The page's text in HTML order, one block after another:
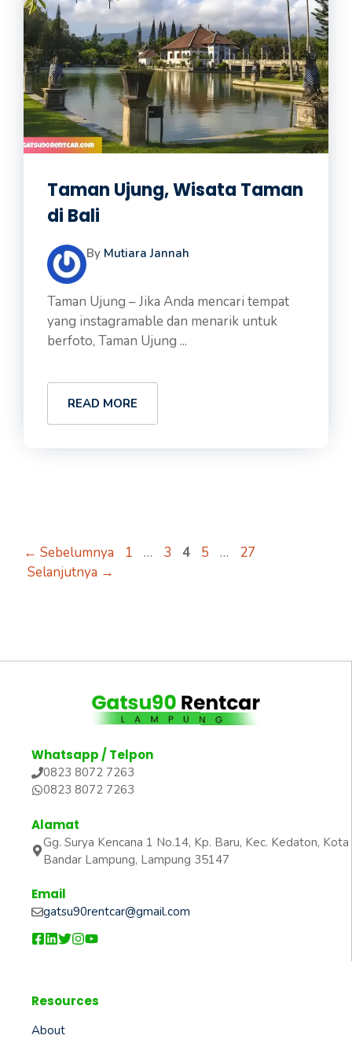
Taman Ujung, Wisata Taman
di Bali
By Mutiara Jannah
Taman Ujung – Jika Anda mencari tempat
yang instagramable dan menarik untuk
berfoto, Taman Ujung ...
READ MORE
← Sebelumnya Halaman
1 … Halaman
3 Halaman
4 Halaman
5 … Halaman
27
Selanjutnya →
Whatsapp / Telpon
0823 8072 7263
0823 8072 7263
Alamat
Gg. Surya Kencana 1 No.14, Kp. Baru, Kec. Kedaton, Kota
Bandar Lampung, Lampung 35147
Email
gatsu90rentcar@gmail.com
Resources
About